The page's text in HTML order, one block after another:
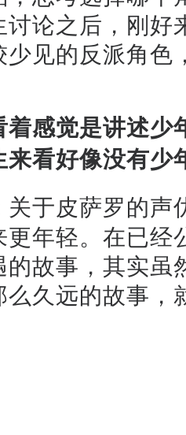
讨论之后，刚好
少见的反派角色
感觉是讲述少
来看好像没有少
关于皮萨罗的
更年轻。在已经
的故事，其实虽
么久远的故事，